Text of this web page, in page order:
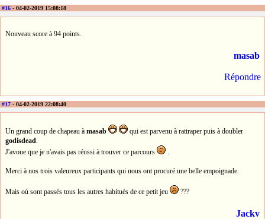
#16 - 04-02-2019 15:08:18
Nouveau score à 94 points.
masab
Répondre
#17 - 04-02-2019 22:08:40
Un grand coup de chapeau à masab
qui est parvenu à rattraper puis à doubler
godisdead.
J'avoue que je n'avais pas réussi à trouver ce parcours
.
Merci à nos trois valeureux participants qui nous ont procuré une belle empoignade.
Mais où sont passés tous les autres habitués de ce petit jeu ???
Jackv